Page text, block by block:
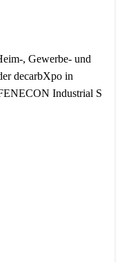
, Gewerbe- und
decarbXpo in
Industrial S